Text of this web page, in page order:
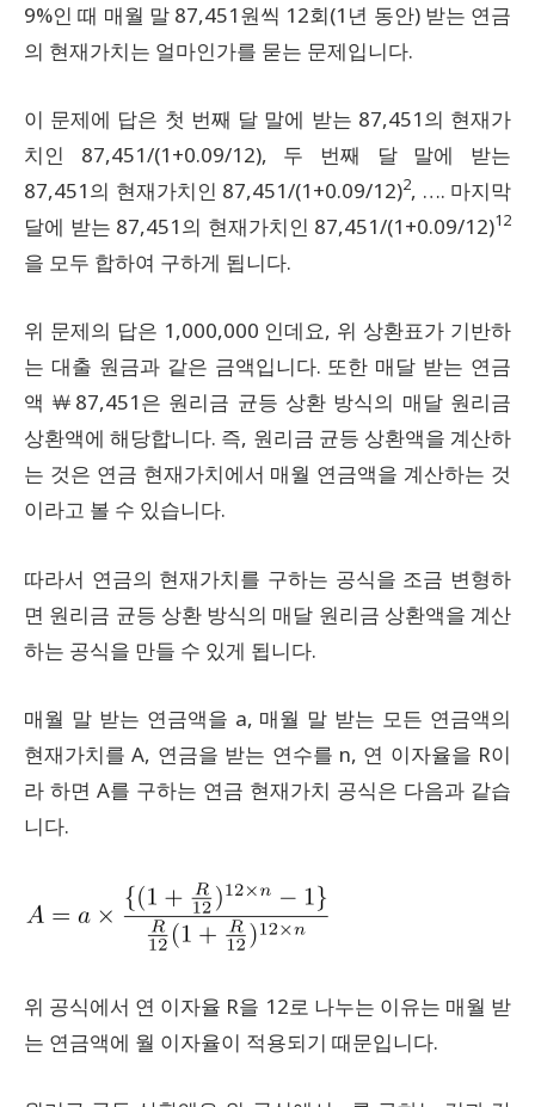
9%인 때 매월 말 87,451원씩 12회(1년 동안) 받는 연금
의 현재가치는 얼마인가를 묻는 문제입니다.
이 문제에 답은 첫 번째 달 말에 받는 87,451의 현재가
치인 87,451/(1+0.09/12), 두 번째 달 말에 받는
87,451의 현재가치인 87,451/(1+0.09/12)2, …. 마지막
달에 받는 87,451의 현재가치인 87,451/(1+0.09/12)12
을 모두 합하여 구하게 됩니다.
위 문제의 답은 1,000,000 인데요, 위 상환표가 기반하
는 대출 원금과 같은 금액입니다. 또한 매달 받는 연금
액 ￦87,451은 원리금 균등 상환 방식의 매달 원리금
상환액에 해당합니다. 즉, 원리금 균등 상환액을 계산하
는 것은 연금 현재가치에서 매월 연금액을 계산하는 것
이라고 볼 수 있습니다.
따라서 연금의 현재가치를 구하는 공식을 조금 변형하
면 원리금 균등 상환 방식의 매달 원리금 상환액을 계산
하는 공식을 만들 수 있게 됩니다.
매월 말 받는 연금액을 a, 매월 말 받는 모든 연금액의
현재가치를 A, 연금을 받는 연수를 n, 연 이자율을 R이
라 하면 A를 구하는 연금 현재가치 공식은 다음과 같습
니다.
위 공식에서 연 이자율 R을 12로 나누는 이유는 매월 받
는 연금액에 월 이자율이 적용되기 때문입니다.